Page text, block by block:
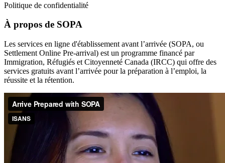
Politique de confidentialité
À propos de SOPA
Les services en ligne d'établissement avant l’arrivée (SOPA, ou
Settlement Online Pre-arrival) est un programme financé par
Immigration, Réfugiés et Citoyenneté Canada (IRCC) qui offre des
services gratuits avant l’arrivée pour la préparation à l’emploi, la
réussite et la rétention.